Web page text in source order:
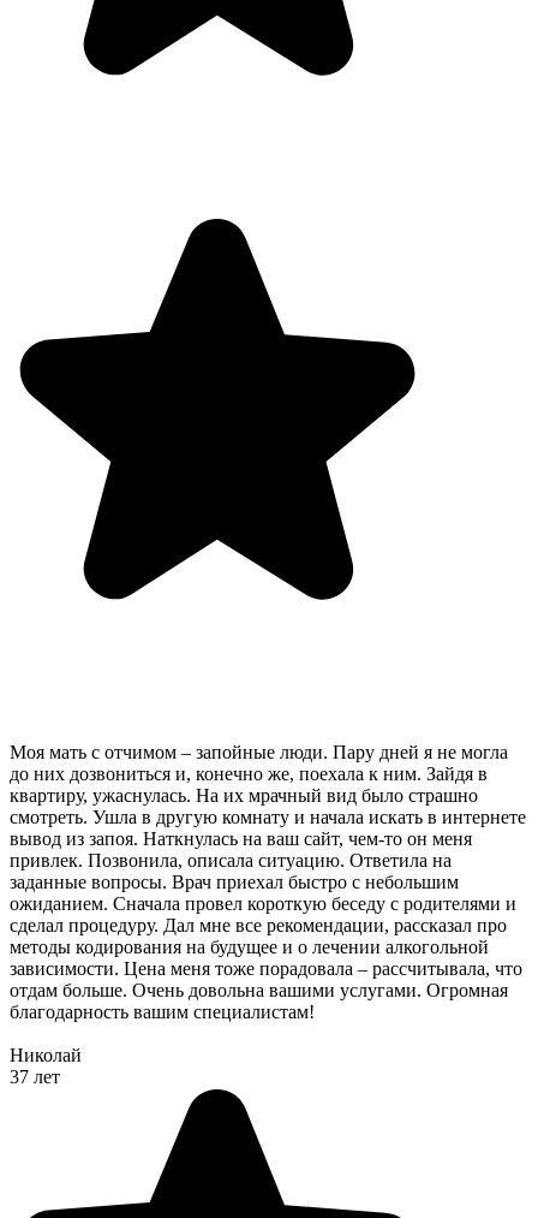
Моя мать с отчимом – запойные люди. Пару дней я не могла
до них дозвониться и, конечно же, поехала к ним. Зайдя в
квартиру, ужаснулась. На их мрачный вид было страшно
смотреть. Ушла в другую комнату и начала искать в интернете
вывод из запоя. Наткнулась на ваш сайт, чем-то он меня
привлек. Позвонила, описала ситуацию. Ответила на
заданные вопросы. Врач приехал быстро с небольшим
ожиданием. Сначала провел короткую беседу с родителями и
сделал процедуру. Дал мне все рекомендации, рассказал про
методы кодирования на будущее и о лечении алкогольной
зависимости. Цена меня тоже порадовала – рассчитывала, что
отдам больше. Очень довольна вашими услугами. Огромная
благодарность вашим специалистам!
Николай
37 лет